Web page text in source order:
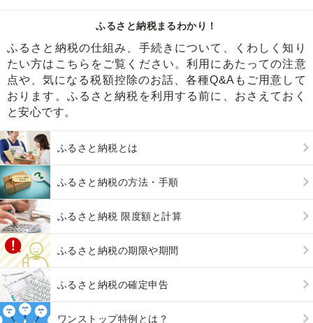
ふるさと納税まるわかり！
ふるさと納税の仕組み、手続きについて、くわしく知り
たい方はこちらをご覧ください。利用にあたっての注意
点や、気になる税額控除のお話、各種Q&Aもご用意して
おります。ふるさと納税を利用する前に、おさえておく
と安心です。
ふるさと納税とは
ふるさと納税の方法・手順
ふるさと納税 限度額と計算
ふるさと納税の期限や期間
ふるさと納税の確定申告
ワンストップ特例とは？